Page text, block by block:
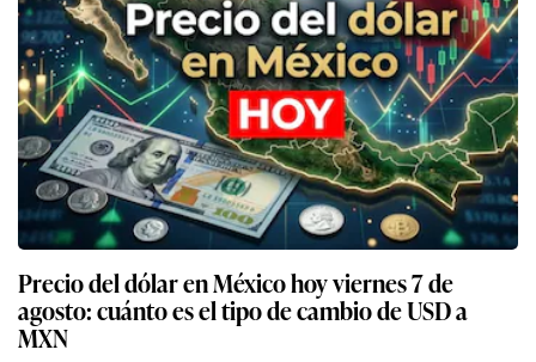
Precio del dólar en México hoy viernes 7 de
agosto: cuánto es el tipo de cambio de USD a
MXN